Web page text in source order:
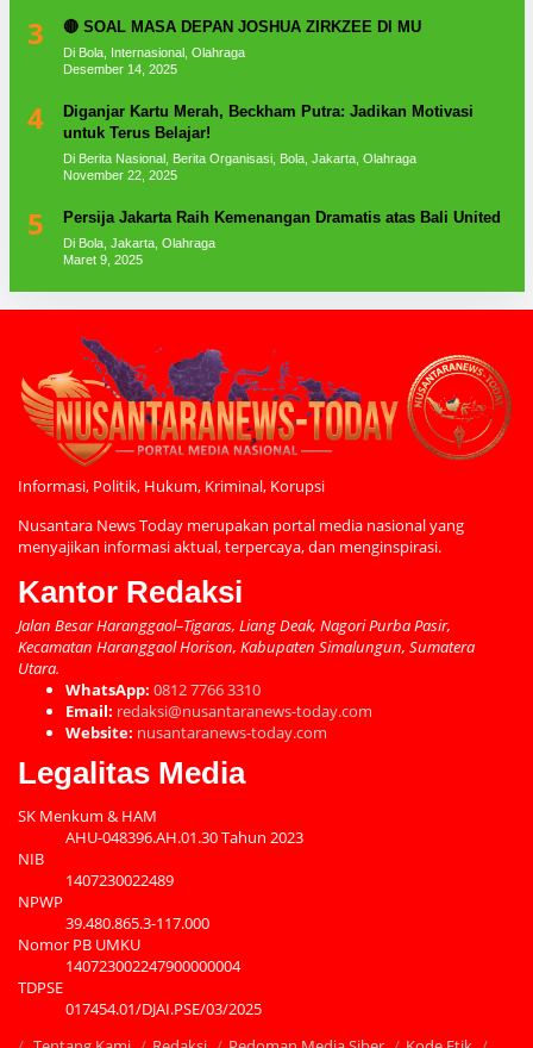
3 🔴 SOAL MASA DEPAN JOSHUA ZIRKZEE DI MU
Di Bola, Internasional, Olahraga
Desember 14, 2025
4
Diganjar Kartu Merah, Beckham Putra: Jadikan Motivasi
untuk Terus Belajar!
Di Berita Nasional, Berita Organisasi, Bola, Jakarta, Olahraga
November 22, 2025
5 Persija Jakarta Raih Kemenangan Dramatis atas Bali United
Di Bola, Jakarta, Olahraga
Maret 9, 2025
Informasi, Politik, Hukum, Kriminal, Korupsi
Nusantara News Today merupakan portal media nasional yang
menyajikan informasi aktual, terpercaya, dan menginspirasi.
Kantor Redaksi
Jalan Besar Haranggaol–Tigaras, Liang Deak, Nagori Purba Pasir,
Kecamatan Haranggaol Horison, Kabupaten Simalungun, Sumatera
Utara.
WhatsApp: 0812 7766 3310
Email: redaksi@nusantaranews-today.com
Website: nusantaranews-today.com
Legalitas Media
SK Menkum & HAM
AHU-048396.AH.01.30 Tahun 2023
NIB
1407230022489
NPWP
39.480.865.3-117.000
Nomor PB UMKU
140723002247900000004
TDPSE
017454.01/DJAI.PSE/03/2025